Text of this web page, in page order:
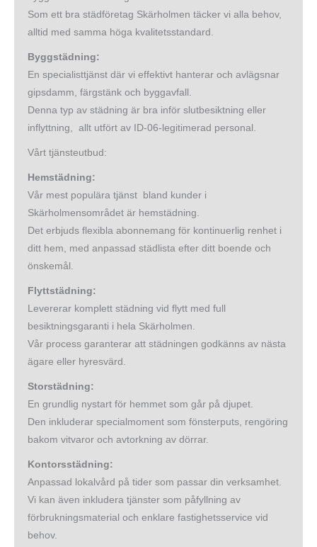
Som ett bra städföretag Skärholmen täcker vi alla behov,
alltid med samma höga kvalitetsstandard.
Byggstädning:
En specialisttjänst där vi effektivt hanterar och avlägsnar
gipsdamm, färgstänk och byggavfall.
Denna typ av städning är bra inför slutbesiktning eller
inflyttning, allt utfört av ID-06-legitimerad personal.
Vårt tjänsteutbud:
Hemstädning:
Vår mest populära tjänst bland kunder i
Skärholmensområdet är hemstädning.
Det erbjuds flexibla abonnemang för kontinuerlig renhet i
ditt hem, med anpassad städlista efter ditt boende och
önskemål.
Flyttstädning:
Levererar komplett städning vid flytt med full
besiktningsgaranti i hela Skärholmen.
Vår process garanterar att städningen godkänns av nästa
ägare eller hyresvärd.
Storstädning:
En grundlig nystart för hemmet som går på djupet.
Den inkluderar specialmoment som fönsterputs, rengöring
bakom vitvaror och avtorkning av dörrar.
Kontorsstädning:
Anpassad lokalvård på tider som passar din verksamhet.
Vi kan även inkludera tjänster som påfyllning av
förbrukningsmaterial och enklare fastighetsservice vid
behov.